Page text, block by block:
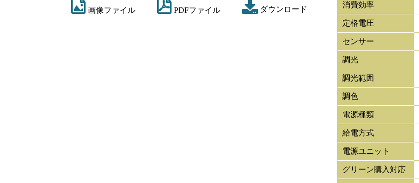
画像ファイル PDFファイル ダウンロード
消費効率
定格電圧
センサー
調光
調光範囲
調色
電源種類
給電方式
電源ユニット
グリーン購入対応